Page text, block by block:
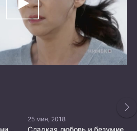
Альгамбра: Воспоминания о королевстве
25 мин, 2018
Сладкая любовь и безумие